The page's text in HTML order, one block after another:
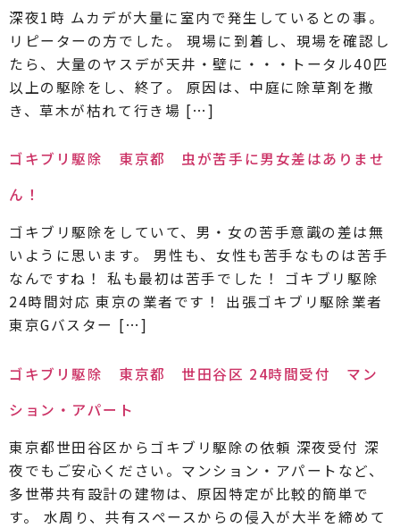
深夜1時 ムカデが大量に室内で発生しているとの事。
リピーターの方でした。 現場に到着し、現場を確認し
たら、大量のヤスデが天井・壁に・・・トータル40匹
以上の駆除をし、終了。 原因は、中庭に除草剤を撒
き、草木が枯れて行き場 […]
ゴキブリ駆除 東京都 虫が苦手に男女差はありませ
ん！
ゴキブリ駆除をしていて、男・女の苦手意識の差は無
いように思います。 男性も、女性も苦手なものは苦手
なんですね！ 私も最初は苦手でした！ ゴキブリ駆除
24時間対応 東京の業者です！ 出張ゴキブリ駆除業者
東京Gバスター […]
ゴキブリ駆除 東京都 世田谷区 24時間受付 マン
ション・アパート
東京都世田谷区からゴキブリ駆除の依頼 深夜受付 深
夜でもご安心ください。マンション・アパートなど、
多世帯共有設計の建物は、原因特定が比較的簡単で
す。 水周り、共有スペースからの侵入が大半を締めて